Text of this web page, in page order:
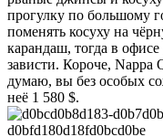
прогулку по большому
поменять косуху на
карандаш, тогда в офисе
зависти. Короче, Nappa
думаю, вы без особых
неё 1 580 $.